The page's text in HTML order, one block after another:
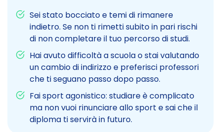
Sei stato bocciato e temi di rimanere
indietro. Se non ti rimetti subito in pari rischi
di non completare il tuo percorso di studi.
Hai avuto difficoltà a scuola o stai valutando
un cambio di indirizzo e preferisci professori
che ti seguano passo dopo passo.
Fai sport agonistico: studiare è complicato
ma non vuoi rinunciare allo sport e sai che il
diploma ti servirà in futuro.